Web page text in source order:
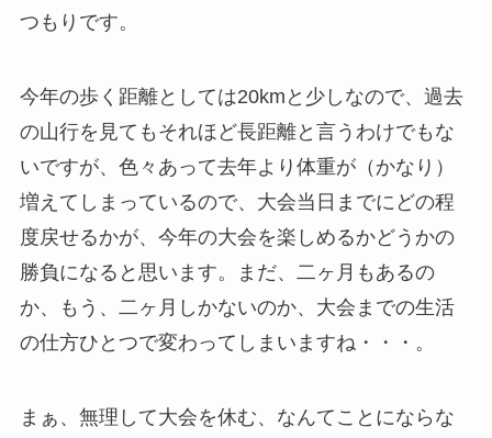
つもりです。
今年の歩く距離としては20kmと少しなので、過去
の山行を見てもそれほど長距離と言うわけでもな
いですが、色々あって去年より体重が（かなり）
増えてしまっているので、大会当日までにどの程
度戻せるかが、今年の大会を楽しめるかどうかの
勝負になると思います。まだ、二ヶ月もあるの
か、もう、二ヶ月しかないのか、大会までの生活
の仕方ひとつで変わってしまいますね・・・。
まぁ、無理して大会を休む、なんてことにならな